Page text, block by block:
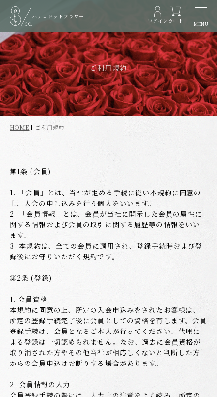
ハナコドットフラワー
MENU
ログイン カート
ご利用規約
HOME ご利用規約
第1条 (会員)
1. 「会員」とは、当社が定める手続に従い本規約に同意の
上、入会の申し込みを行う個人をいいます。
2. 「会員情報」とは、会員が当社に開示した会員の属性に
関する情報および会員の取引に関する履歴等の情報をいい
ます。
3. 本規約は、全ての会員に適用され、登録手続時および登
録後にお守りいただく規約です。
第2条 (登録)
1. 会員資格
本規約に同意の上、所定の入会申込みをされたお客様は、
所定の登録手続完了後に会員としての資格を有します。会員
登録手続は、会員となるご本人が行ってください。代理に
よる登録は一切認められません。なお、過去に会員資格が
取り消された方やその他当社が相応しくないと判断した方
からの会員申込はお断りする場合があります。
2. 会員情報の入力
会員登録手続の際には、入力上の注意をよく読み、所定の